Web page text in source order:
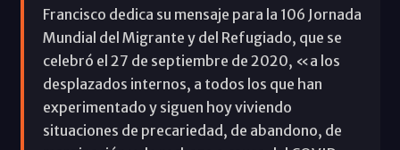
Francisco dedica su mensaje para la 106 Jornada
Mundial del Migrante y del Refugiado, que se
celebró el 27 de septiembre de 2020, «a los
desplazados internos, a todos los que han
experimentado y siguen hoy viviendo
situaciones de precariedad, de abandono, de